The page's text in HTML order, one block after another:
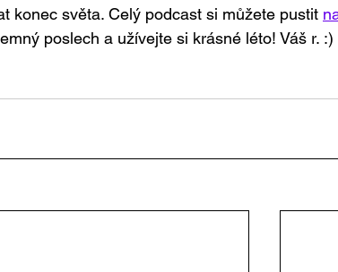
konec světa. Celý podcast si můžete pustit
poslech a užívejte si krásné léto! Váš r. :)